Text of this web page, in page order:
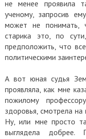
не менее проявила
ученому, запросив
может не понимать,
старика это, по
предположить, что
политическими
А вот юная судья
проявляла, как мне
пожилому
здоровья, смотрела
Ну, или мне просто
выглядела